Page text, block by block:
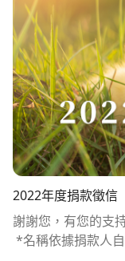
000劉*妤1000動物
戴*潔1000方鈺琇
捷安1000程*琪
00陳*達1000陸*岑
00嚴梓恩900徐瑨
葉*杰900雙***室
少女666何宥妊
童郁倫600范**汝
500吳*芸500斌斌
沈岱500瑄500程翎
0Veganday300劉
在指間跳舞300張*
庭300洪*莉300王
2022年度捐款徵信
謝謝您，有您的支
*名稱依據捐款人